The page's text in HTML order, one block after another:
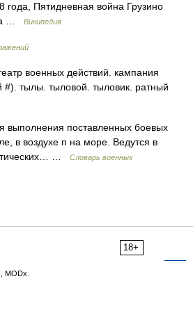
Пятидневная война Грузино
…
Википедия
военных действий. кампания
#). тылы. тыловой. тыловик. ратный
выполнения поставленных боевых
в воздухе п на море. Ведутся в
…
Словарь военных
18+
MODx.